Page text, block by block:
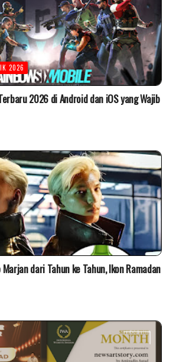
2026
2026 di Android dan iOS yang Wajib
dari Tahun ke Tahun, Ikon Ramadan